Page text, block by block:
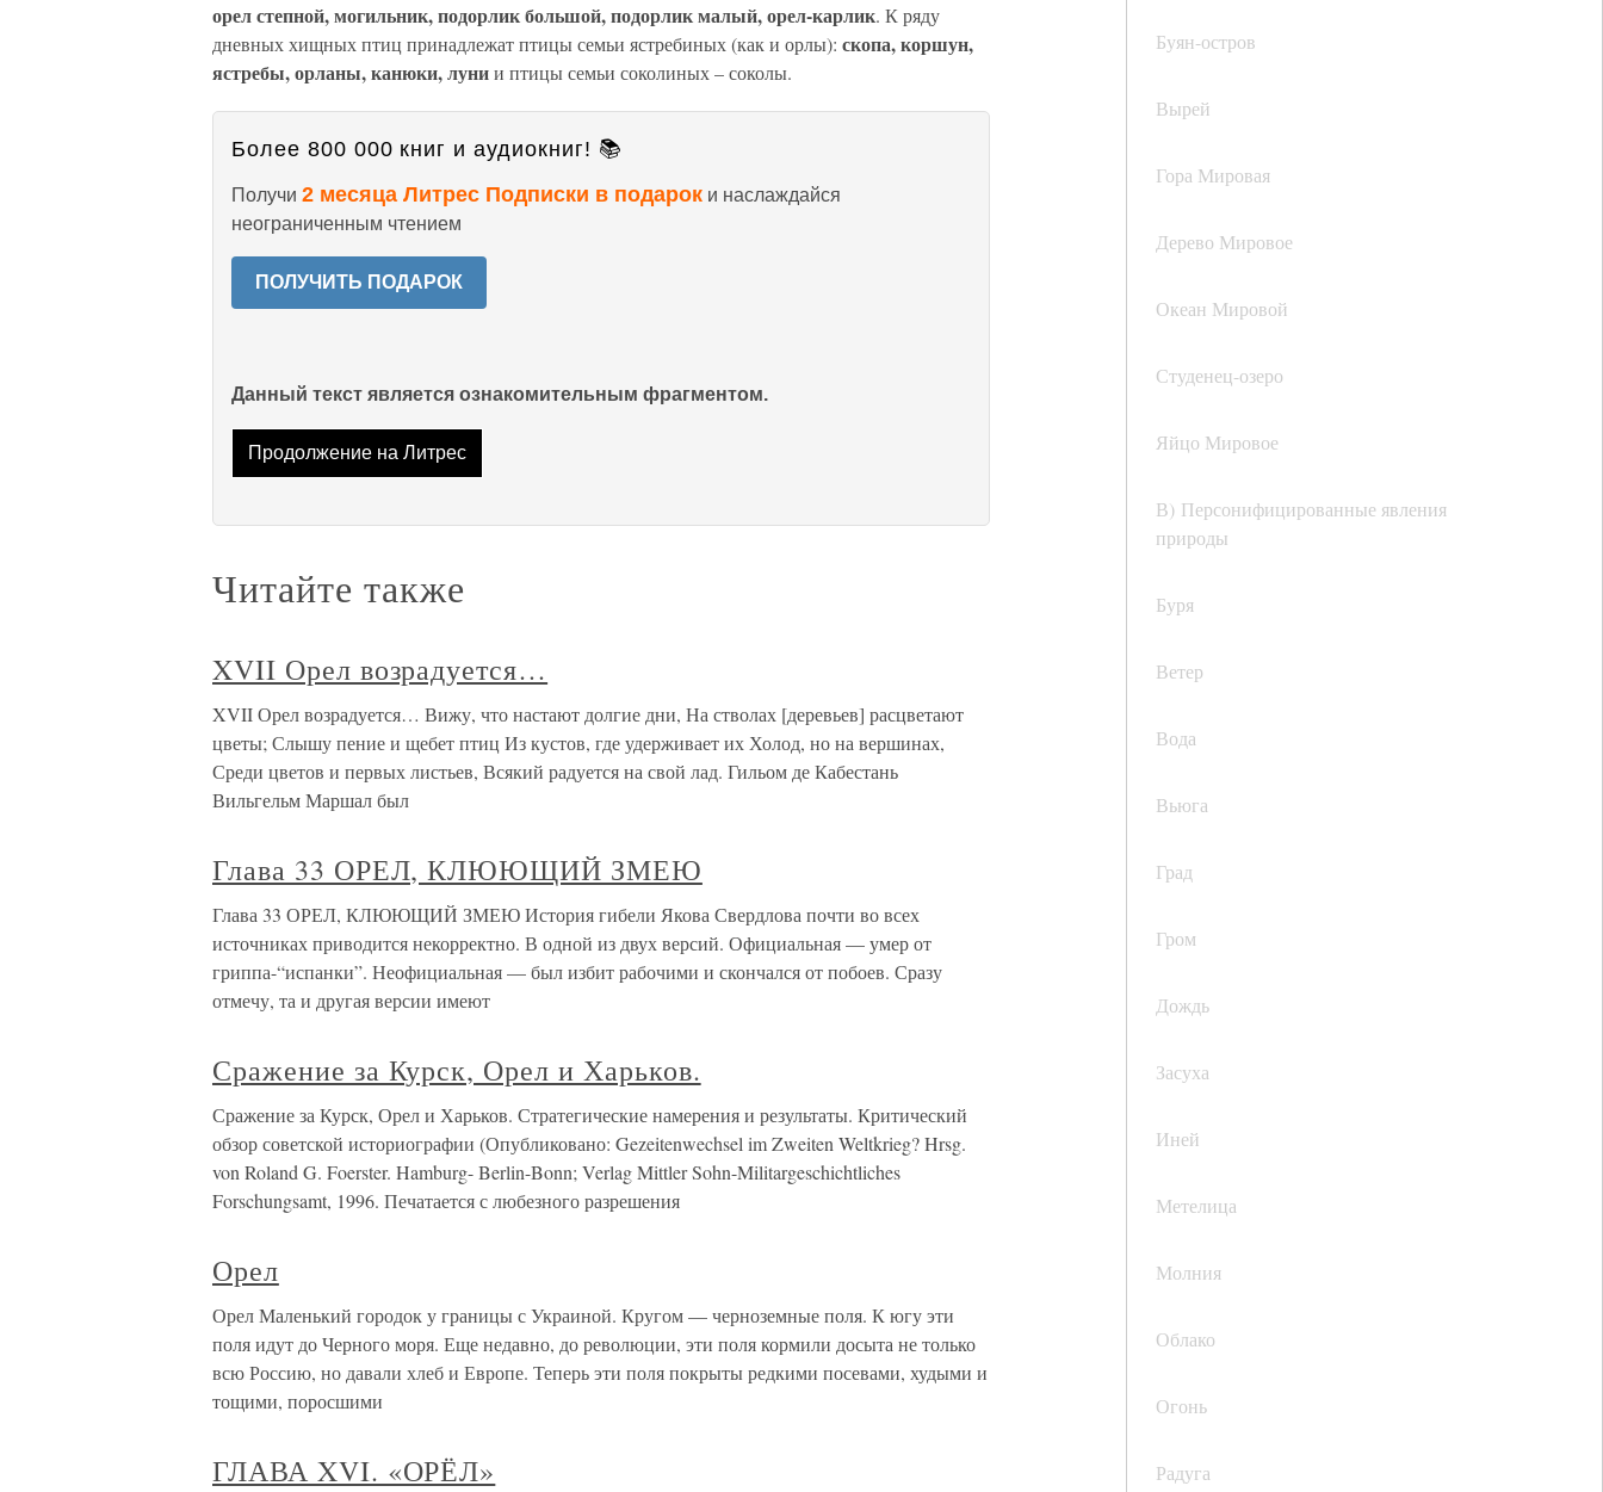
Буян-остров
Вырей
Гора Мировая
Дерево Мировое
Океан Мировой
Студенец-озеро
Яйцо Мировое
В) Персонифицированные явления
природы
Буря
Ветер
Вода
Вьюга
Град
Гром
Дождь
Засуха
Иней
Метелица
Молния
Облако
Огонь
Радуга
орел степной, могильник, подорлик большой, подорлик малый, орел-карлик. К ряду
дневных хищных птиц принадлежат птицы семьи ястребиных (как и орлы): скопа, коршун,
ястребы, орланы, канюки, лунии птицы семьи соколиных – соколы.
Более 800 000 книг и аудиокниг! 📚
Получи 2 месяца Литрес Подписки в подарок и наслаждайся
неограниченным чтением
ПОЛУЧИТЬ ПОДАРОК
Данный текст является ознакомительным фрагментом.
Продолжение на Литрес
Читайте также
XVII Орел возрадуется…
XVII Орел возрадуется… Вижу, что настают долгие дни, На стволах [деревьев] расцветают
цветы; Слышу пение и щебет птиц Из кустов, где удерживает их Холод, но на вершинах,
Среди цветов и первых листьев, Всякий радуется на свой лад. Гильом де Кабестань
Вильгельм Маршал был
Глава 33 ОРЕЛ, КЛЮЮЩИЙ ЗМЕЮ
Глава 33 ОРЕЛ, КЛЮЮЩИЙ ЗМЕЮ История гибели Якова Свердлова почти во всех
источниках приводится некорректно. В одной из двух версий. Официальная — умер от
гриппа-“испанки”. Неофициальная — был избит рабочими и скончался от побоев. Сразу
отмечу, та и другая версии имеют
Сражение за Курск, Орел и Харьков.
Сражение за Курск, Орел и Харьков. Стратегические намерения и результаты. Критический
обзор советской историографии (Опубликовано: Gezeitenwechsel im Zweiten Weltkrieg? Hrsg.
von Roland G. Foerster. Hamburg- Berlin-Bonn; Verlag Mittler Sohn-Militargeschichtliches
Forschungsamt, 1996. Печатается с любезного разрешения
Орел
Орел Маленький городок у границы с Украиной. Кругом — черноземные поля. К югу эти
поля идут до Черного моря. Еще недавно, до революции, эти поля кормили досыта не только
всю Россию, но давали хлеб и Европе. Теперь эти поля покрыты редкими посевами, худыми и
тощими, поросшими
ГЛАВА XVI. «ОРЁЛ»